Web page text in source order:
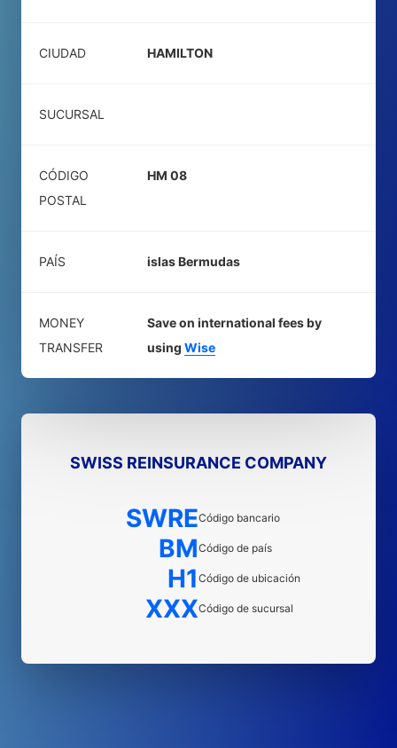
CIUDAD HAMILTON
SUCURSAL
CÓDIGO
POSTAL
HM 08
PAÍS islas Bermudas
MONEY
TRANSFER
Save on international fees by
using Wise
SWISS REINSURANCE COMPANY
SWRECódigo bancario
BMCódigo de país
H1 Código de ubicación
XXXCódigo de sucursal